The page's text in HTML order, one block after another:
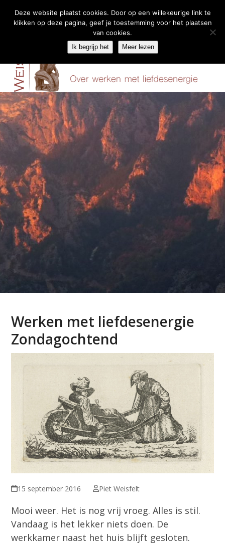
Werken met liefdesenergie
Zondagochtend
15 september 2016 Piet Weisfelt
Mooi weer. Het is nog vrij vroeg. Alles is stil.
Vandaag is het lekker niets doen. De
werkkamer naast het huis blijft gesloten.
Deze website plaatst cookies. Door op een willekeurige link te
klikken op deze pagina, geef je toestemming voor het plaatsen
van cookies.
Ik begrijp het Meer lezen